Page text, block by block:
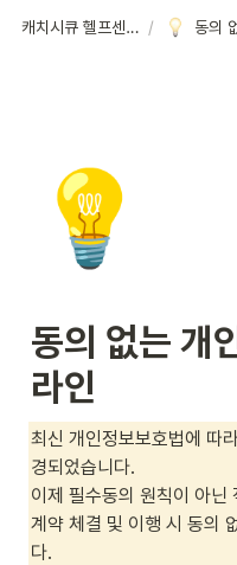
캐치시큐 헬프센터 /
💡
동의 없는 개
라인
최신 개인정보보호법에 따
경되었습니다.
이제 필수동의 원칙이 아닌
계약 체결 및 이행 시 동의
다.